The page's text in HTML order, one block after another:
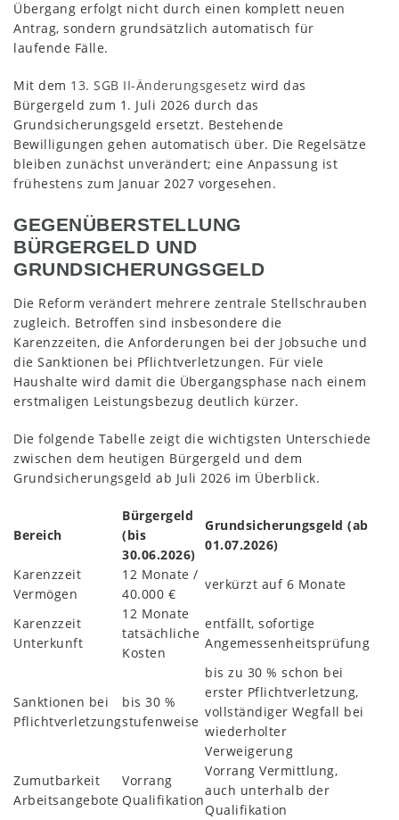
Übergang erfolgt nicht durch einen komplett neuen
Antrag, sondern grundsätzlich automatisch für
laufende Fälle.
Mit dem 13. SGB II-Änderungsgesetz wird das
Bürgergeld zum 1. Juli 2026 durch das
Grundsicherungsgeld ersetzt. Bestehende
Bewilligungen gehen automatisch über. Die Regelsätze
bleiben zunächst unverändert; eine Anpassung ist
frühestens zum Januar 2027 vorgesehen.
GEGENÜBERSTELLUNG
BÜRGERGELD UND
GRUNDSICHERUNGSGELD
Die Reform verändert mehrere zentrale Stellschrauben
zugleich. Betroffen sind insbesondere die
Karenzzeiten, die Anforderungen bei der Jobsuche und
die Sanktionen bei Pflichtverletzungen. Für viele
Haushalte wird damit die Übergangsphase nach einem
erstmaligen Leistungsbezug deutlich kürzer.
Die folgende Tabelle zeigt die wichtigsten Unterschiede
zwischen dem heutigen Bürgergeld und dem
Grundsicherungsgeld ab Juli 2026 im Überblick.
Bereich
Bürgergeld
(bis
30.06.2026)
Grundsicherungsgeld (ab
01.07.2026)
Karenzzeit
Vermögen
12 Monate /
40.000 €
verkürzt auf 6 Monate
Karenzzeit
Unterkunft
12 Monate
tatsächliche
Kosten
entfällt, sofortige
Angemessenheitsprüfung
Sanktionen bei
Pflichtverletzung
bis 30 %
stufenweise
bis zu 30 % schon bei
erster Pflichtverletzung,
vollständiger Wegfall bei
wiederholter
Verweigerung
Zumutbarkeit
Arbeitsangebote
Vorrang
Qualifikation
Vorrang Vermittlung,
auch unterhalb der
Qualifikation